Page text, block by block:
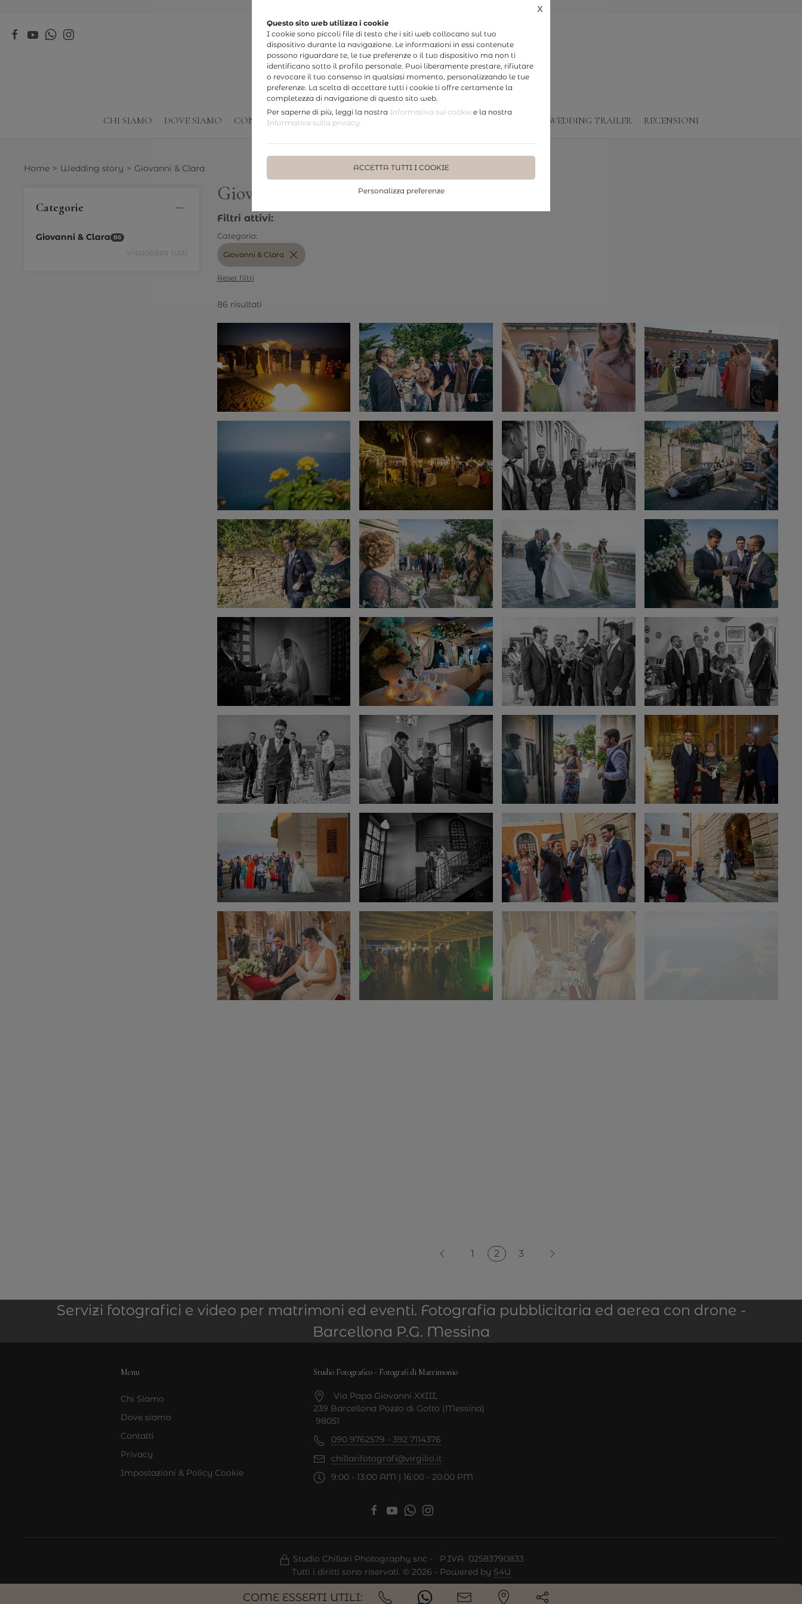
Questo sito web utilizza i cookie
I cookie sono piccoli file di testo che i siti web collocano sul tuo
dispositivo durante la navigazione. Le informazioni in essi contenute
possono riguardare te, le tue preferenze o il tuo dispositivo ma non ti
identificano sotto il profilo personale. Puoi liberamente prestare, rifiutare
o revocare il tuo consenso in qualsiasi momento, personalizzando le tue
preferenze. La scelta di accettare tutti i cookie ti offre certamente la
completezza di navigazione di questo sito web.
Per saperne di più, leggi la nostra Informativa sui cookie e la nostra
Informativa sulla privacy
ACCETTA TUTTI I COOKIE
Personalizza preferenze
X
CHI SIAMO DOVE SIAMO CONTATTI PHOTO WEDDING WEDDING TRAILER RECENSIONI
Home Wedding story Giovanni & Clara
Categorie
Giovanni & Clara 86
Visualizza tutti
Giovanni & Clara
Filtri attivi:
Categoria:
Giovanni & Clara
Reset filtri
86 risultati
1 2 3
Servizi fotografici e video per matrimoni ed eventi. Fotografia pubblicitaria ed aerea con drone -
Barcellona P.G. Messina
Menu
Chi Siamo
Dove siamo
Contatti
Privacy
Impostazioni & Policy Cookie
Studio Fotografico - Fotografi di Matrimonio
Via Papa Giovanni XXIII,
239 Barcellona Pozzo di Gotto (Messina)
98051
090 9762579 - 392 7114376
chillarifotografi@virgilio.it
9:00 - 13:00 AM | 16:00 - 20:00 PM
Studio Chillari Photography snc - P.IVA 02583790833
Tutti i diritti sono riservati. © 2026 - Powered by S4U
COME ESSERTI UTILI: